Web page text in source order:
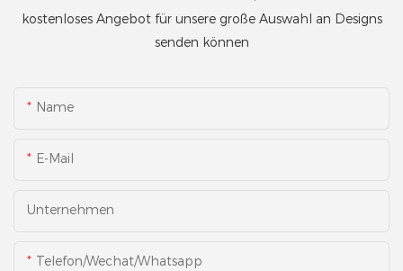
kostenloses Angebot für unsere große Auswahl an Designs
senden können
Name
E-Mail
Unternehmen
Telefon/Wechat/Whatsapp